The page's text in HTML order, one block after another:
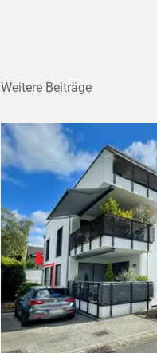
Weitere Beiträge